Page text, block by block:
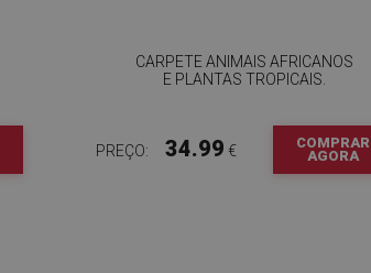
CARPETE ANIMAIS AFRICANOS
E PLANTAS TROPICAIS.
PREÇO: 34.99 €
COMPRAR
AGORA